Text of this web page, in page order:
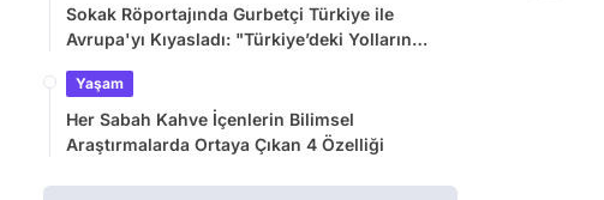
Sokak Röportajında Gurbetçi Türkiye ile
Avrupa'yı Kıyasladı: "Türkiye’deki Yolların
Yaşam
Her Sabah Kahve İçenlerin Bilimsel
Araştırmalarda Ortaya Çıkan 4 Özelliği